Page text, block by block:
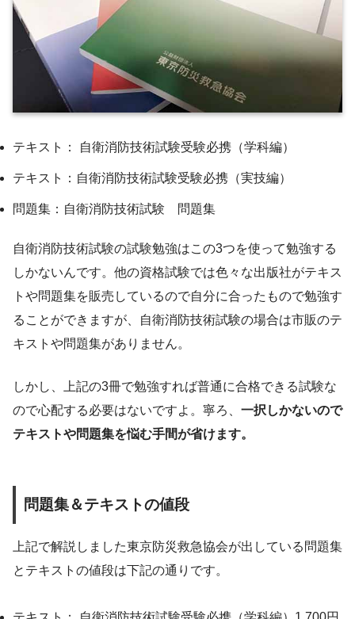
テキスト： 自衛消防技術試験受験必携（学科編）
テキスト：自衛消防技術試験受験必携（実技編）
問題集：自衛消防技術試験 問題集
自衛消防技術試験の試験勉強はこの3つを使って勉強する
しかないんです。他の資格試験では色々な出版社がテキス
トや問題集を販売しているので自分に合ったもので勉強す
ることができますが、自衛消防技術試験の場合は市販のテ
キストや問題集がありません。
しかし、上記の3冊で勉強すれば普通に合格できる試験な
ので心配する必要はないですよ。寧ろ、 一択しかないので
テキストや問題集を悩む手間が省けます。
問題集＆テキストの値段
上記で解説しました東京防災救急協会が出している問題集
とテキストの値段は下記の通りです。